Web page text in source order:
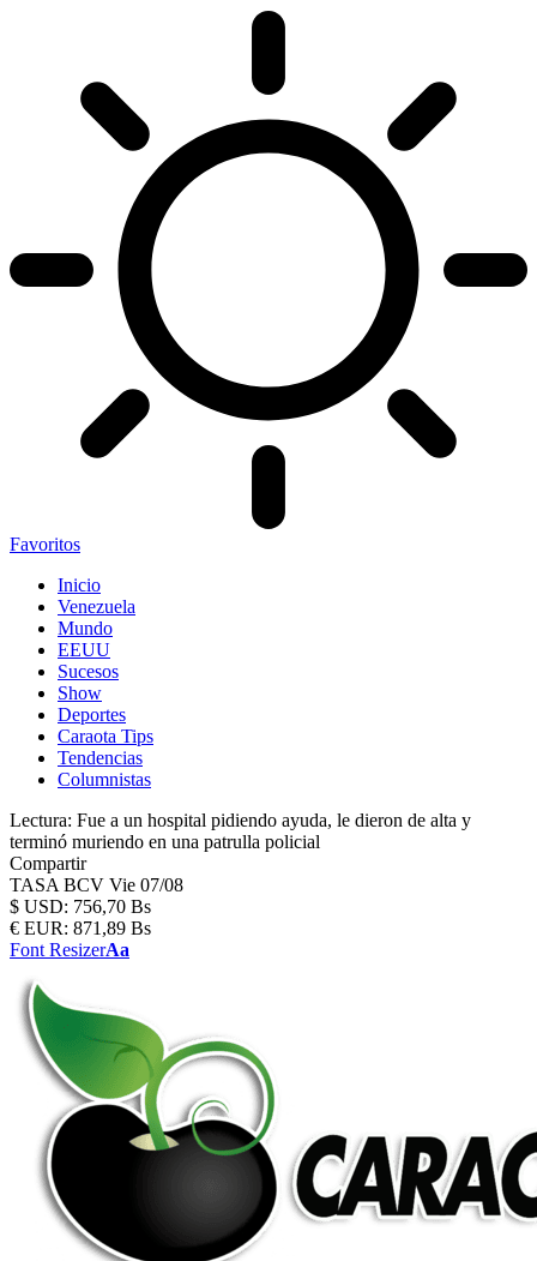
Favoritos
Inicio
Venezuela
Mundo
EEUU
Sucesos
Show
Deportes
Caraota Tips
Tendencias
Columnistas
Lectura: Fue a un hospital pidiendo ayuda, le dieron de alta y
terminó muriendo en una patrulla policial
Compartir
TASA BCV Vie 07/08
$ USD: 756,70 Bs
€ EUR: 871,89 Bs
Font ResizerAa